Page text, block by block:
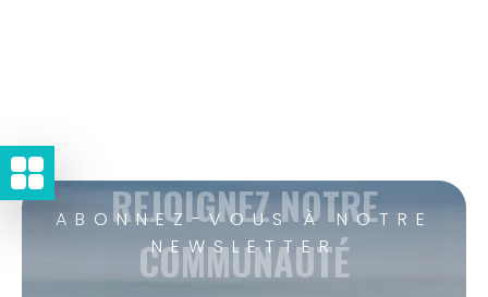
ABONNEZ-VOUS À NOTRE
NEWSLETTER
REJOIGNEZ NOTRE
COMMUNAUTÉ